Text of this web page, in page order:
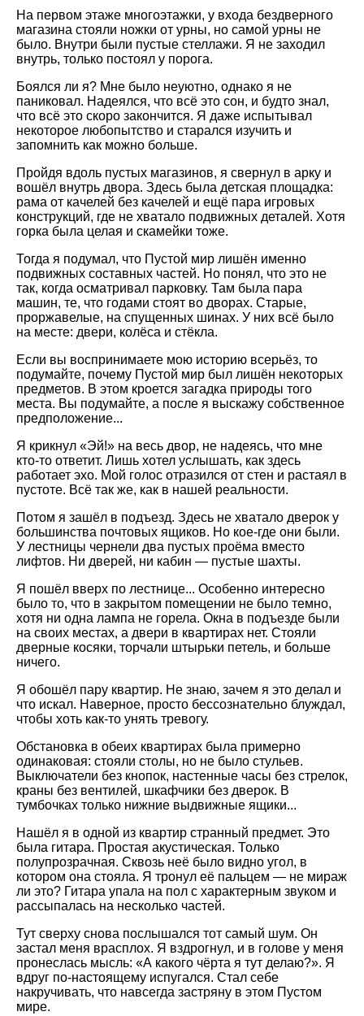
На первом этаже многоэтажки, у входа бездверного
магазина стояли ножки от урны, но самой урны не
было. Внутри были пустые стеллажи. Я не заходил
внутрь, только постоял у порога.
Боялся ли я? Мне было неуютно, однако я не
паниковал. Надеялся, что всё это сон, и будто знал,
что всё это скоро закончится. Я даже испытывал
некоторое любопытство и старался изучить и
запомнить как можно больше.
Пройдя вдоль пустых магазинов, я свернул в арку и
вошёл внутрь двора. Здесь была детская площадка:
рама от качелей без качелей и ещё пара игровых
конструкций, где не хватало подвижных деталей. Хотя
горка была целая и скамейки тоже.
Тогда я подумал, что Пустой мир лишён именно
подвижных составных частей. Но понял, что это не
так, когда осматривал парковку. Там была пара
машин, те, что годами стоят во дворах. Старые,
проржавелые, на спущенных шинах. У них всё было
на месте: двери, колёса и стёкла.
Если вы воспринимаете мою историю всерьёз, то
подумайте, почему Пустой мир был лишён некоторых
предметов. В этом кроется загадка природы того
места. Вы подумайте, а после я выскажу собственное
предположение...
Я крикнул «Эй!» на весь двор, не надеясь, что мне
кто-то ответит. Лишь хотел услышать, как здесь
работает эхо. Мой голос отразился от стен и растаял в
пустоте. Всё так же, как в нашей реальности.
Потом я зашёл в подъезд. Здесь не хватало дверок у
большинства почтовых ящиков. Но кое-где они были.
У лестницы чернели два пустых проёма вместо
лифтов. Ни дверей, ни кабин — пустые шахты.
Я пошёл вверх по лестнице... Особенно интересно
было то, что в закрытом помещении не было темно,
хотя ни одна лампа не горела. Окна в подъезде были
на своих местах, а двери в квартирах нет. Стояли
дверные косяки, торчали штырьки петель, и больше
ничего.
Я обошёл пару квартир. Не знаю, зачем я это делал и
что искал. Наверное, просто бессознательно блуждал,
чтобы хоть как-то унять тревогу.
Обстановка в обеих квартирах была примерно
одинаковая: стояли столы, но не было стульев.
Выключатели без кнопок, настенные часы без стрелок,
краны без вентилей, шкафчики без дверок. В
тумбочках только нижние выдвижные ящики...
Нашёл я в одной из квартир странный предмет. Это
была гитара. Простая акустическая. Только
полупрозрачная. Сквозь неё было видно угол, в
котором она стояла. Я тронул её пальцем — не мираж
ли это? Гитара упала на пол с характерным звуком и
рассыпалась на несколько частей.
Тут сверху снова послышался тот самый шум. Он
застал меня врасплох. Я вздрогнул, и в голове у меня
пронеслась мысль: «А какого чёрта я тут делаю?». Я
вдруг по-настоящему испугался. Стал себе
накручивать, что навсегда застряну в этом Пустом
мире.